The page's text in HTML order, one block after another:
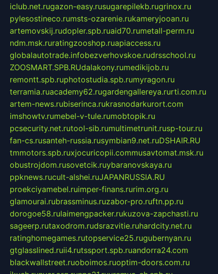
iclub.net.rugazon-easy.rusugarepilekb.rugrinox.ru
pylesostineco.rumsts-ozarenie.rukameryjooan.ru
artemovskij.rudopler.spb.ruaid70.rumetall-perm.ru
ndm.msk.ruratingzooshop.ruapiaccess.ru
globalautotrade.infobezverhovskoe.rudrsschool.ru
ZOOSMART.SPB.RUdalakony.rumedikijob.ru
remontt.spb.ruphotostudia.spb.rumyragon.ru
terramia.ruacademy62.rugardengallereya.rurti.com.ru
artem-news.rubiserinca.rukrasnodarkurort.com
imshowtv.rumebel-v-tule.rumobtopik.ru
pcsecurity.net.rutool-sib.rumultimetrunit.rusp-tour.ru
fan-cs.rusanteh-russia.rusymbian9.net.ruDSHAIR.RU
tmmotors.spb.ruxjocuricopii.commusavtomat.msk.ru
obustrojdom.rusovetcik.ruybaranovskaya.ru
ppknews.rucult-alshei.ruJAPANRUSSIA.RU
proekciyamebel.ruimper-finans.rurim.org.ru
glamourai.rubrassminus.ruzabor-pro.ruftn.pp.ru
dorogoe58.rulaimengpacker.rukuzova-zapchasti.ru
sageerp.rutaxodrom.rudsrazvitie.ruhardcity.net.ru
ratinghomegames.rutopservice25.rugubernyan.ru
gtglasslined.ruii4.rutssport.spb.ruandorra24.com
blackwallstreet.ruoboimos.ruoptim-doors.com.ru